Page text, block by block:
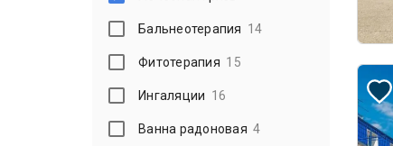
Бальнеотерапия 14
Фитотерапия 15
Ингаляции 16
Ванна радоновая 4